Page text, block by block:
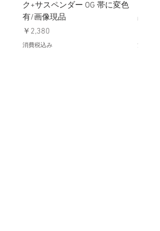
ク+サスペンダー OG 帯に変色
有/画像現品
価格
￥2,380
消費税込み
品デ
消費税込